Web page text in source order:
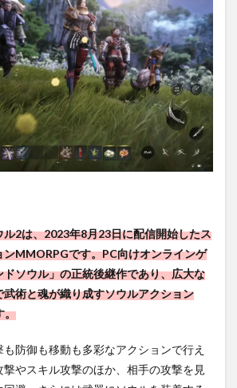
ル2は、2023年8月23日に配信開始したス
ンMMORPGです。PC向けオンラインゲ
ソウル」の正統後継作であり、広大な
術と魂が織り成すソウルアクション
。
防御も移動も多彩なアクションで行え
やスキル攻撃のほか、相手の攻撃を見